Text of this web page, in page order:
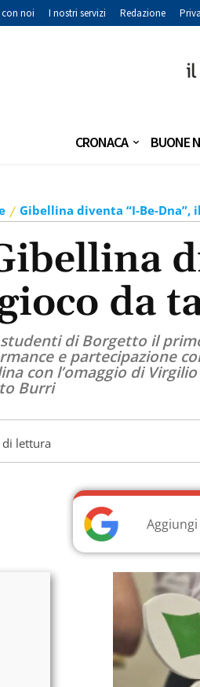
noi I nostri servizi Redazione
CRONACA BUONE
Gibellina diventa “I-Be-
da
di Borgetto il
e partecipazione
con l’omaggio di
Burri
lettura
Aggiungi